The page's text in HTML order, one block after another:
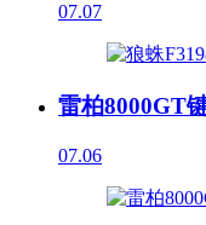
07.07
雷柏8000GT
07.06